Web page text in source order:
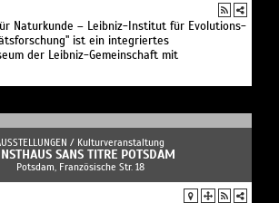
Naturkunde – Leibniz-Institut für Evolutions-
ist ein integriertes
der Leibniz-Gemeinschaft mit
/ Kulturveranstaltung
SANS TITRE POTSDAM
Potsdam, Französische Str. 18